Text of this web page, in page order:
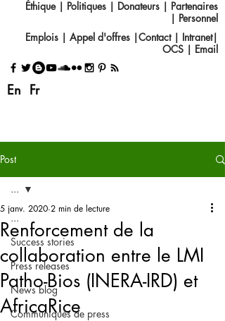
En Fr
Éthique| Politiques | Donateurs | Partenaires
| Personnel
Emplois | Appel d'offres |Contact |​ Intranet|
OCS | Email
Post
...
Success stories
Press releases
News blog
Communiqués de press
...
Renforcement de la
collaboration entre le LMI
Patho-Bios (INERA-IRD) et
AfricaRice
5 janv. 2020 2 min de lecture